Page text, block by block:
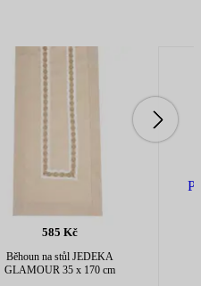
585 Kč
Běhoun na stůl JEDEKA
GLAMOUR 35 x 170 cm